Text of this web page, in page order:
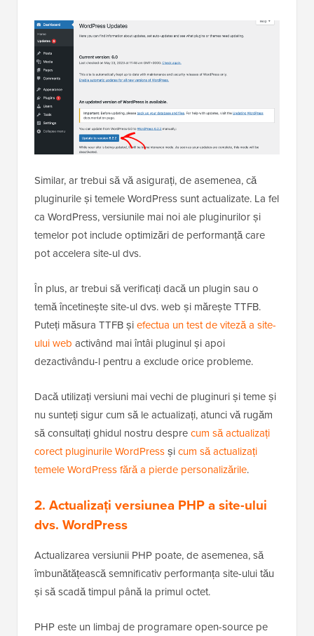
Similar, ar trebui să vă asigurați, de asemenea, că
pluginurile și temele WordPress sunt actualizate. La fel
ca WordPress, versiunile mai noi ale pluginurilor și
temelor pot include optimizări de performanță care
pot accelera site-ul dvs.
În plus, ar trebui să verificați dacă un plugin sau o
temă încetinește site-ul dvs. web și mărește TTFB.
Puteți măsura TTFB șiefectua un test de viteză a site-
ului web activând mai întâi pluginul și apoi
dezactivându-l pentru a exclude orice probleme.
Dacă utilizați versiuni mai vechi de pluginuri și teme și
nu sunteți sigur cum să le actualizați, atunci vă rugăm
să consultați ghidul nostru desprecum să actualizați
corect pluginurile WordPressșicum să actualizați
temele WordPress fără a pierde personalizările.
2. Actualizați versiunea PHP a site-ului
dvs. WordPress
Actualizarea versiunii PHP poate, de asemenea, să
îmbunătățească semnificativ performanța site-ului tău
și să scadă timpul până la primul octet.
PHP este un limbaj de programare open-source pe